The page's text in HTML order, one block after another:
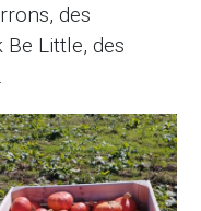
des
Little, des